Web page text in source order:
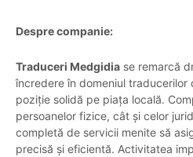
Despre companie:
Traduceri Medgidia se remarcă
încredere în domeniul
poziție solidă pe piața locală.
persoanelor fizice, cât și celor
completă de servicii menite să
precisă și eficientă. Activitatea